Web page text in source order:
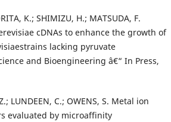
K.; SHIMIZU, H.; MATSUDA, F.
cDNAs to enhance the growth of
lacking pyruvate
and Bioengineering â€“ In Press,
LUNDEEN, C.; OWENS, S. Metal ion
evaluated by microaffinity